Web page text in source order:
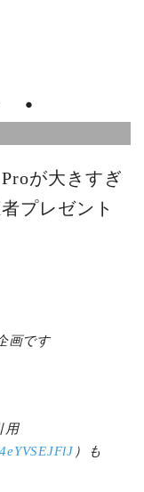
が大きすぎ
プレゼント
画です
用
）も